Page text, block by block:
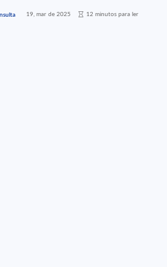
19, mar de 2025 12 minutos para ler